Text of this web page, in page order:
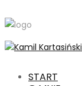
START